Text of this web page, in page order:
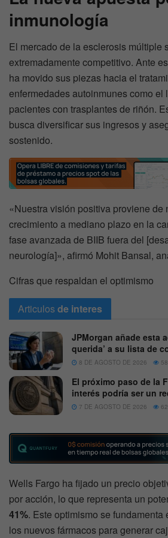
inmunología
El mercado de la esclerosis múltiple
extremadamente competitivo. Ante
ha movido sus piezas hacia el
enfermedades autoinmunes como el
pacientes con trasplantes de riñón.
busca diversificar sus ingresos y
sostenido.
«Nuestra visión positiva proviene de
crecimiento a mediano plazo en la
fase avanzada de BIIB fuera del
neurología]», afirmó Mohit Bansal,
Cifras que respaldan el optimismo
Articulosde interes
JPMorgan añade esta
querida’ a su lista de
8 DE AGOSTO DE 2026
El próximo paso de la
interés podría ser un
7 DE AGOSTO DE 2026
Wells Fargo ha fijado un precio
por acción, lo que representa un
41%. Este optimismo se fundamenta
los nuevos fármacos para generar